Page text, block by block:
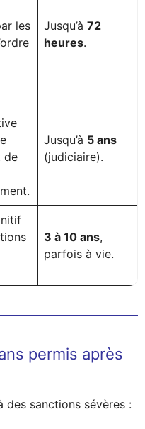
les
Jusqu’à 72
heures.
de
Jusqu’à 5 ans
(judiciaire).
3 à 10 ans,
parfois à vie.
permis après
des sanctions sévères :